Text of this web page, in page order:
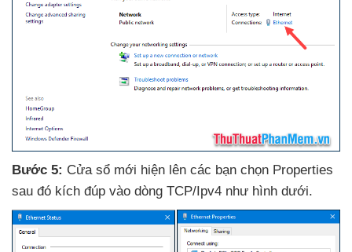
Bước 5: Cửa sổ mới hiện lên các bạn chọn Properties
sau đó kích đúp vào dòng TCP/Ipv4 như hình dưới.